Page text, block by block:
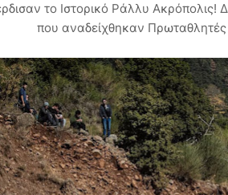
το Ιστορικό Ράλλυ Ακρόπολις!
που αναδείχθηκαν